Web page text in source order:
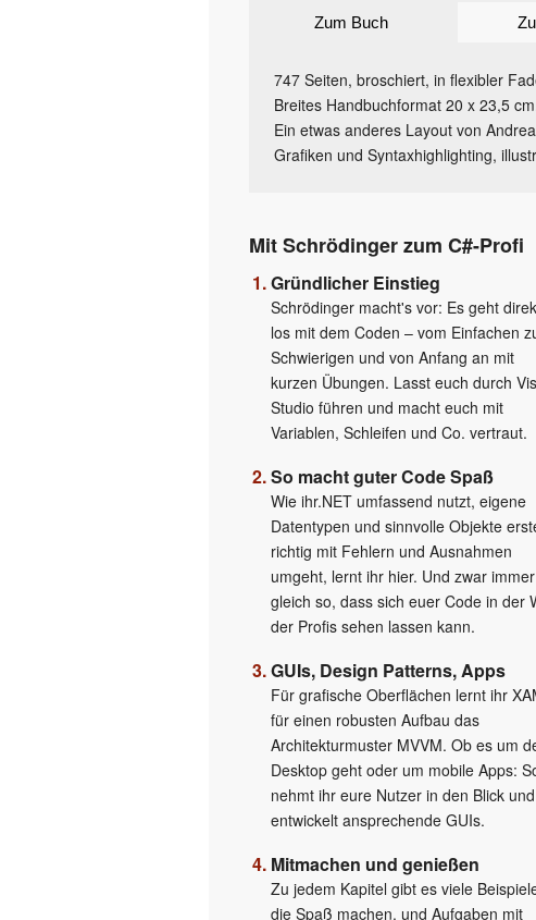
Zum Buch
747 Seiten, broschiert, in flexibler
Breites Handbuchformat 20 x 23,5
Ein etwas anderes Layout von
Grafiken und Syntaxhighlighting,
Mit Schrödinger zum C#-Profi
Gründlicher Einstieg
Schrödinger macht's vor: Es geht
los mit dem Coden – vom Einfachen
Schwierigen und von Anfang an mit
kurzen Übungen. Lasst euch durch
Studio führen und macht euch mit
Variablen, Schleifen und Co. vertraut.
So macht guter Code Spaß
Wie ihr.NET umfassend nutzt, eigene
Datentypen und sinnvolle Objekte
richtig mit Fehlern und Ausnahmen
umgeht, lernt ihr hier. Und zwar immer
gleich so, dass sich euer Code in der
der Profis sehen lassen kann.
GUIs, Design Patterns, Apps
Für grafische Oberflächen lernt ihr
für einen robusten Aufbau das
Architekturmuster MVVM. Ob es um
Desktop geht oder um mobile Apps:
nehmt ihr eure Nutzer in den Blick und
entwickelt ansprechende GUIs.
Mitmachen und genießen
Zu jedem Kapitel gibt es viele
die Spaß machen, und Aufgaben mit